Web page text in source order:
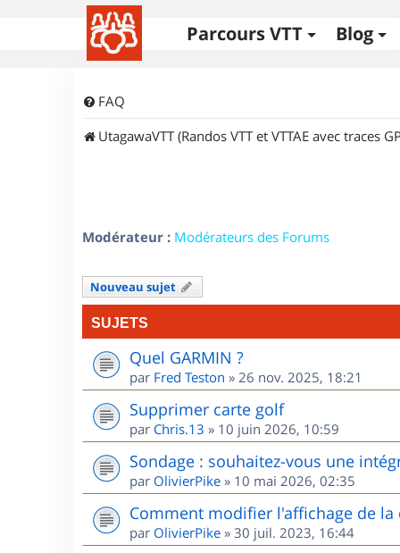
Parcours VTT Blog
FAQ
UtagawaVTT (Randos VTT et VTTAE avec traces
Modérateur : Modérateurs des Forums
Nouveau sujet
SUJETS
Quel GARMIN ?
par Fred Teston » 26 nov. 2025, 18:21
Supprimer carte golf
par Chris.13 » 10 juin 2026, 10:59
Sondage : souhaitez-vous une
par OlivierPike » 10 mai 2026, 02:35
Comment modifier l'affichage de
par OlivierPike » 30 juil. 2023, 16:44